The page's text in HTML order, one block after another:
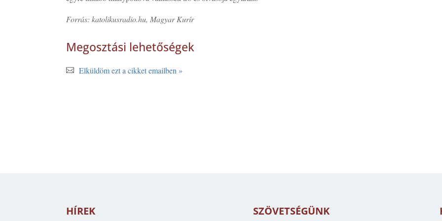
Forrás: katolikusradio.hu, Magyar Kurír
Megosztási lehetőségek
Elküldöm ezt a cikket emailben »
HÍREK SZÖVETSÉGÜNK